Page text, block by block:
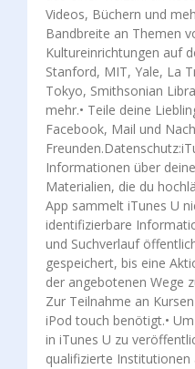
Videos, Büchern und
Bandbreite an Themen
Kultureinrichtungen auf
Stanford, MIT, Yale, La
Tokyo, Smithsonian
mehr.• Teile deine
Facebook, Mail und
Informationen über
Materialien, die du
App sammelt iTunes U
identifizierbare
und Suchverlauf
gespeichert, bis eine
der angebotenen Wege
Zur Teilnahme an
iPod touch benötigt.•
in iTunes U zu
qualifizierte Institutionen